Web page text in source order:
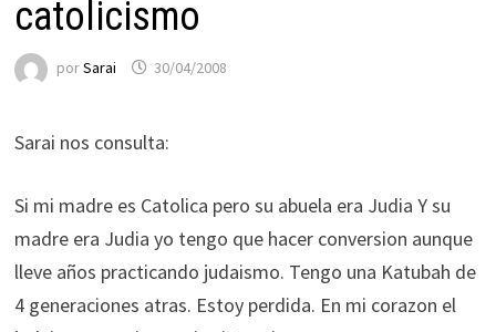
catolicismo
porSarai 30/04/2008
Sarai nos consulta:
Si mi madre es Catolica pero su abuela era Judia Y su
madre era Judia yo tengo que hacer conversion aunque
lleve años practicando judaismo. Tengo una Katubah de
4 generaciones atras. Estoy perdida. En mi corazon el